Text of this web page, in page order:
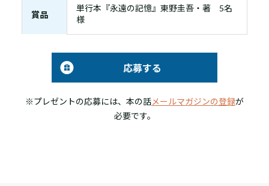
賞品
単行本『永遠の記憶』東野圭吾・著 5名
様
応募する
※プレゼントの応募には、本の話メールマガジンの登録が
必要です。